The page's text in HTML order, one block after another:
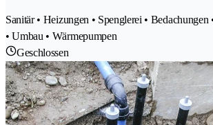
Sanitär • Heizungen • Spenglerei • Bedachungen
• Umbau • Wärmepumpen
Geschlossen